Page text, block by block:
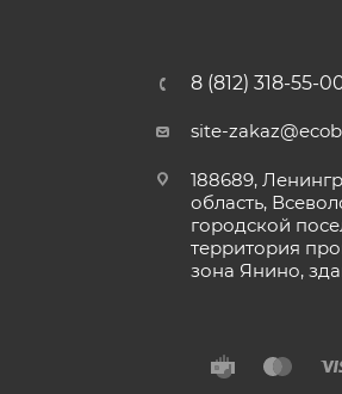
8 (812) 318-55-
site-
188689,
область,
городской
территория
зона Янино,